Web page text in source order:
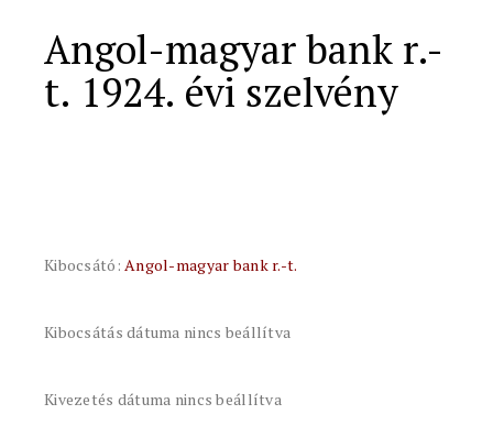
Angol-magyar bank r.-
t. 1924. évi szelvény
Kibocsátó:Angol-magyar bank r.-t.
Kibocsátás dátuma nincs beállítva
Kivezetés dátuma nincs beállítva